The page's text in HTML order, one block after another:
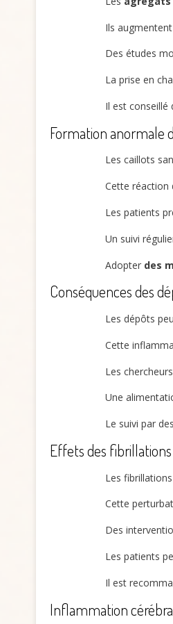
Ils
Des études
La prise en
Il est conseillé
Formation anormale
Les caillots
Cette réaction
Les patients
Un suivi
Adopter des
Conséquences des
Les dépôts
Cette
Les
Une
Le suivi par
Effets des
Les
Cette
Des
Les patients
Il est
Inflammation